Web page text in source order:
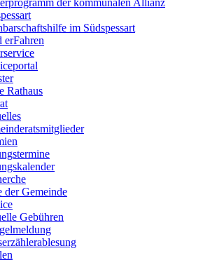
der kommunalen Allianz
im Südspessart
erFahren
Rathaus
der Gemeinde
Gebühren